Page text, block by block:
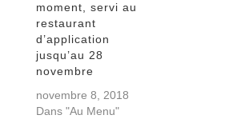
moment, servi au
restaurant
d’application
jusqu’au 28
novembre
novembre 8, 2018
Dans "Au Menu"